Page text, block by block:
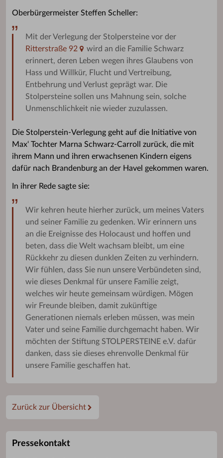
Oberbürgermeister Steffen Scheller:
Mit der Verlegung der Stolpersteine vor der
Ritterstraße 92
wird an die Familie Schwarz
erinnert, deren Leben wegen ihres Glaubens von
Hass und Willkür, Flucht und Vertreibung,
Entbehrung und Verlust geprägt war. Die
Stolpersteine sollen uns Mahnung sein, solche
Unmenschlichkeit nie wieder zuzulassen.
Die Stolperstein-Verlegung geht auf die Initiative von
Max‘ Tochter Marna Schwarz-Carroll zurück, die mit
ihrem Mann und ihren erwachsenen Kindern eigens
dafür nach Brandenburg an der Havel gekommen waren.
In ihrer Rede sagte sie:
Wir kehren heute hierher zurück, um meines Vaters
und seiner Familie zu gedenken. Wir erinnern uns
an die Ereignisse des Holocaust und hoffen und
beten, dass die Welt wachsam bleibt, um eine
Rückkehr zu diesen dunklen Zeiten zu verhindern.
Wir fühlen, dass Sie nun unsere Verbündeten sind,
wie dieses Denkmal für unsere Familie zeigt,
welches wir heute gemeinsam würdigen. Mögen
wir Freunde bleiben, damit zukünftige
Generationen niemals erleben müssen, was mein
Vater und seine Familie durchgemacht haben. Wir
möchten der Stiftung STOLPERSTEINE e.V. dafür
danken, dass sie dieses ehrenvolle Denkmal für
unsere Familie geschaffen hat.
Zurück zur Übersicht
Pressekontakt